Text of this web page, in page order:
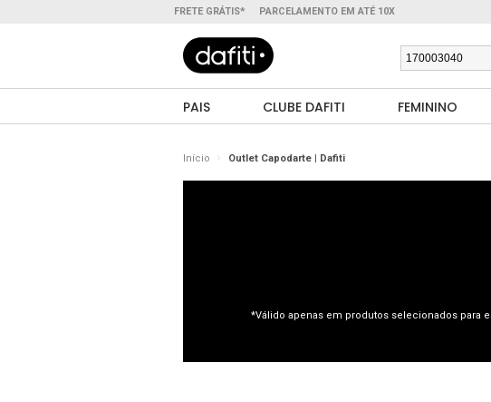
FRETE GRÁTIS* PARCELAMENTO EM ATÉ 10X
PAIS CLUBE DAFITI FEMININO
Início Outlet Capodarte | Dafiti
*Válido apenas em produtos selecionados para